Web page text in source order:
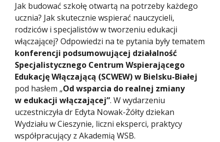
Jak budować szkołę otwartą na potrzeby każdego
ucznia? Jak skutecznie wspierać nauczycieli,
rodziców i specjalistów w tworzeniu edukacji
włączającej? Odpowiedzi na te pytania były tematem
konferencji podsumowującej działalność
Specjalistycznego Centrum Wspierającego
Edukację Włączającą (SCWEW) w Bielsku-Białej
pod hasłem „Od wsparcia do realnej zmiany
w edukacji włączającej”. W wydarzeniu
uczestniczyła dr Edyta Nowak-Żółty dziekan
Wydziału w Cieszynie, liczni eksperci, praktycy
współpracujący z Akademią WSB.